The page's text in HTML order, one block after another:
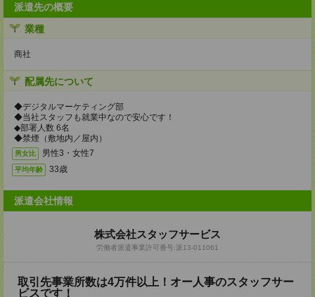
派遣先の概要
業種
商社
配属先について
◆デジタルマーケティング部
◆当社スタッフも就業中なので安心です！
◆部署人数 6名
◆禁煙（敷地内／屋内）
男女比 男性3・女性7
平均年齢 33歳
派遣会社情報
株式会社スタッフサービス
労働者派遣事業許可番号:派13-011061
取引先事業所数は4万件以上！オー人事のスタッフサー
ビスです！